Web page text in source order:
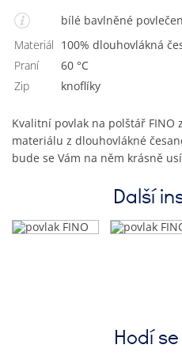
bílé bavlněné
Materiál
100% dlouhovlákná
Praní
60 °C
Zip
knoflíky
Kvalitní povlak na polštář FINO
materiálu z dlouhovlákné
bude se Vám na něm krásně
Další
Hodí